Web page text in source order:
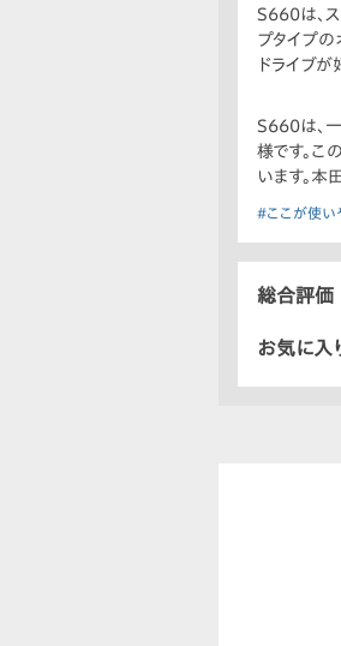
S660は、
プタイプの
ドライブが
S660は、
様です。こ
います。本
#ここが使い
総合評価
お気に入